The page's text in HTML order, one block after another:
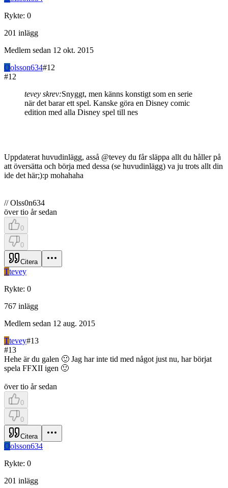
Rykte: 0
201 inlägg
Medlem sedan 12 okt. 2015
Oolsson634#12
#12
tevey skrev:Snyggt, men känns konstigt som en serie
när det barar ett spel. Kanske göra en Disney comic
edition med alla Disney spel till nes
Uppdaterat huvudinlägg, asså @tevey du får släppa allt du håller på
att översätta och börja med dessa (se huvudinlägg) va ju trots allt din
ide det här;):p mohahaha
// Olss0n634
över tio år sedan
0
0
Citera
Ttevey
Rykte: 0
767 inlägg
Medlem sedan 12 aug. 2015
Ttevey#13
#13
Hehe är du galen 🙂 Jag har inte tid med något just nu, har börjat
spela FFXII igen 🙂
över tio år sedan
0
0
Citera
Oolsson634
Rykte: 0
201 inlägg